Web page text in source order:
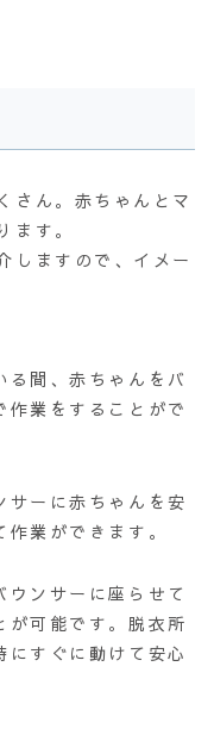
さん。赤ちゃんとマ
ます。
しますので、イメー
間、赤ちゃんをバ
作業をすることがで
サーに赤ちゃんを安
業ができます。
ンサーに座らせて
が可能です。脱衣所
にすぐに動けて安心